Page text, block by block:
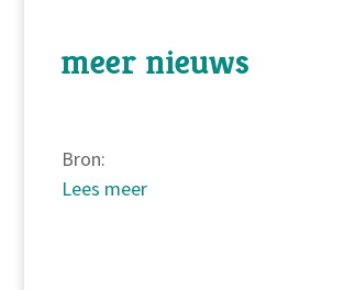
meer nieuws
Bron:
Lees meer